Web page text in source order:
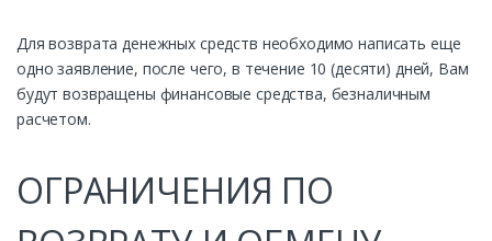
Для возврата денежных средств необходимо написать еще
одно заявление, после чего, в течение 10 (десяти) дней, Вам
будут возвращены финансовые средства, безналичным
расчетом.
ОГРАНИЧЕНИЯ ПО